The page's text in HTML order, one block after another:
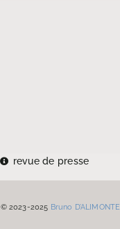
revue de presse
© 2023-2025 Bruno D’ALIMONTE